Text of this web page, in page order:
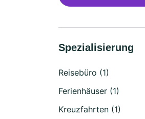
Spezialisierung
Reisebüro (1)
Ferienhäuser (1)
Kreuzfahrten (1)